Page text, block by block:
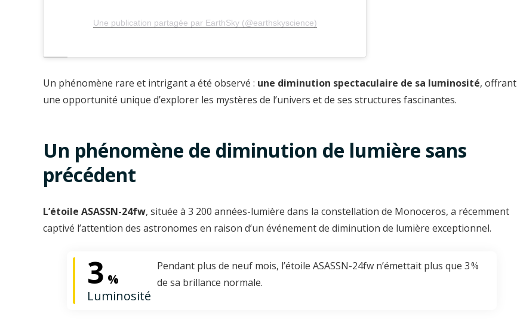
Une publication partagée par EarthSky (@earthskyscience)
Un phénomène rare et intrigant a été observé : une diminution spectaculaire de sa luminosité, offrant
une opportunité unique d’explorer les mystères de l’univers et de ses structures fascinantes.
Un phénomène de diminution de lumière sans
précédent
L’étoile ASASSN-24fw, située à 3 200 années-lumière dans la constellation de Monoceros, a récemment
captivé l’attention des astronomes en raison d’un événement de diminution de lumière exceptionnel.
3 %
Luminosité
Pendant plus de neuf mois, l’étoile ASASSN-24fw n’émettait plus que 3 %
de sa brillance normale.